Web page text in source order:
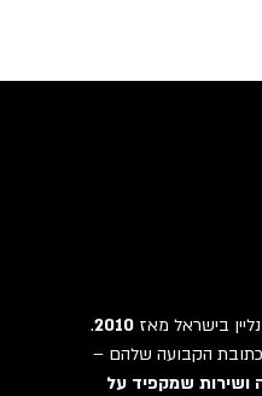
בישראל מאז2010
.
הקבועה שלהם –
שמקפיד על